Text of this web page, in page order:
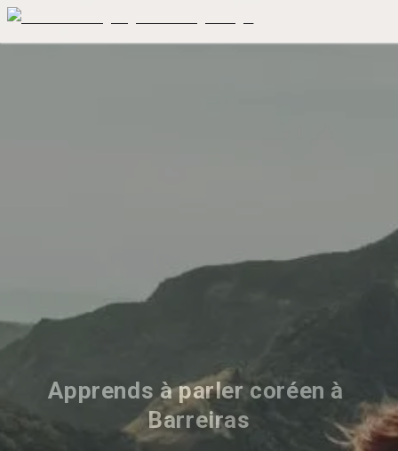
Apprends à parler coréen à
Barreiras